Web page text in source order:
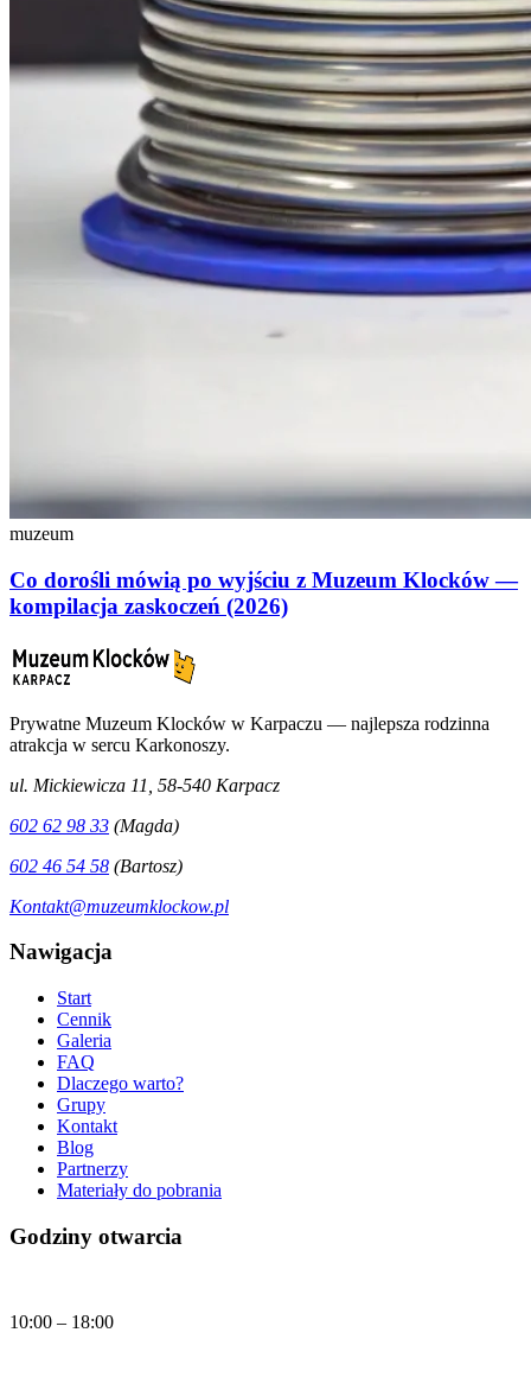
muzeum
Co dorośli mówią po wyjściu z Muzeum Klocków —
kompilacja zaskoczeń (2026)
Prywatne Muzeum Klocków w Karpaczu — najlepsza rodzinna
atrakcja w sercu Karkonoszy.
ul. Mickiewicza 11, 58-540 Karpacz
602 62 98 33 (Magda)
602 46 54 58 (Bartosz)
Kontakt@muzeumklockow.pl
Nawigacja
Start
Cennik
Galeria
FAQ
Dlaczego warto?
Grupy
Kontakt
Blog
Partnerzy
Materiały do pobrania
Godziny otwarcia
10:00 – 18:00